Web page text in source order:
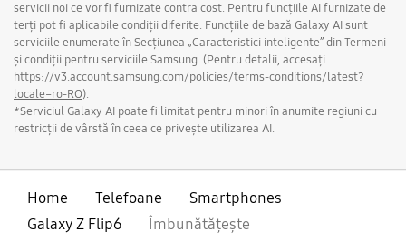
servicii noi ce vor fi furnizate contra cost. Pentru funcțiile AI furnizate de
terți pot fi aplicabile condiții diferite. Funcțiile de bază Galaxy AI sunt
serviciile enumerate în Secțiunea „Caracteristici inteligente” din Termeni
și condiții pentru serviciile Samsung. (Pentru detalii, accesați
https://v3.account.samsung.com/policies/terms-conditions/latest?
locale=ro-RO).
*Serviciul Galaxy AI poate fi limitat pentru minori în anumite regiuni cu
restricții de vârstă în ceea ce privește utilizarea AI.
Home Telefoane
Smartphones
Galaxy Z Flip6
Îmbunătățește